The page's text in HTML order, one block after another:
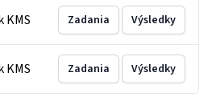
KMS Zadania Výsledky
KMS Zadania Výsledky